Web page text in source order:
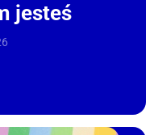
jesteś